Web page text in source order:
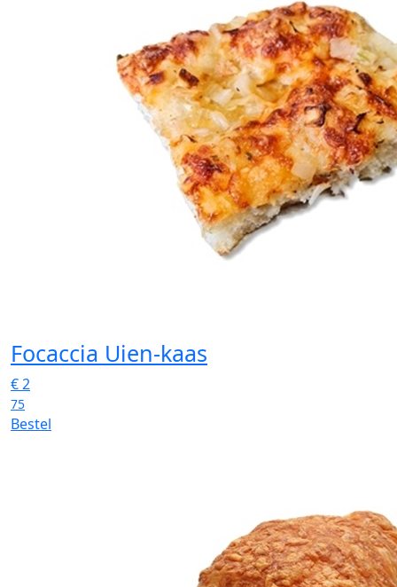
Focaccia Uien-kaas
€2
75
Bestel